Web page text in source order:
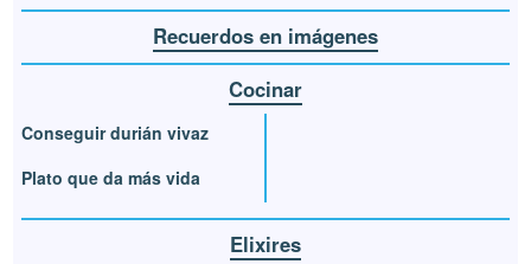
Recuerdos en imágenes
Cocinar
Conseguir durián vivaz
Plato que da más vida
Elixires